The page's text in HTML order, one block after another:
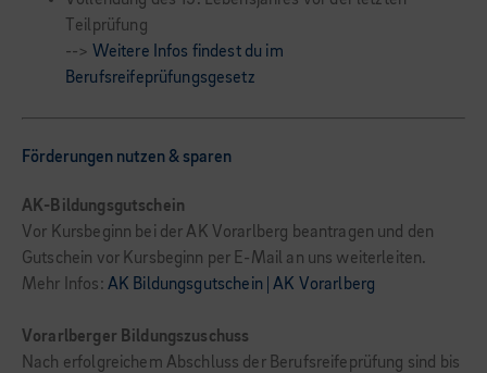
Teilprüfung
--> Weitere Infos findest du im
Berufsreifeprüfungsgesetz
Förderungen nutzen & sparen
AK-Bildungsgutschein
Vor Kursbeginn bei der AK Vorarlberg beantragen und den
Gutschein vor Kursbeginn per E-Mail an uns weiterleiten.
Mehr Infos: AK Bildungsgutschein | AK Vorarlberg
Vorarlberger Bildungszuschuss
Nach erfolgreichem Abschluss der Berufsreifeprüfung sind bis